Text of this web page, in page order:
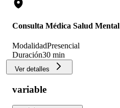
Consulta Médica Salud Mental
ModalidadPresencial
Duración30 min
Ver detalles
variable